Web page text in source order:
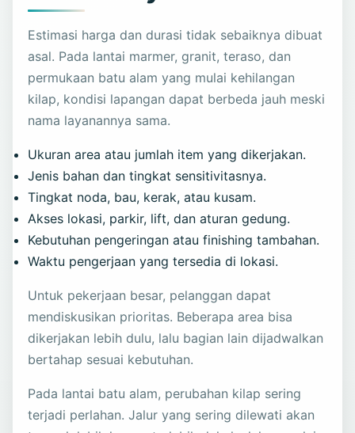
Estimasi harga dan durasi tidak sebaiknya dibuat
asal. Pada lantai marmer, granit, teraso, dan
permukaan batu alam yang mulai kehilangan
kilap, kondisi lapangan dapat berbeda jauh meski
nama layanannya sama.
Ukuran area atau jumlah item yang dikerjakan.
Jenis bahan dan tingkat sensitivitasnya.
Tingkat noda, bau, kerak, atau kusam.
Akses lokasi, parkir, lift, dan aturan gedung.
Kebutuhan pengeringan atau finishing tambahan.
Waktu pengerjaan yang tersedia di lokasi.
Untuk pekerjaan besar, pelanggan dapat
mendiskusikan prioritas. Beberapa area bisa
dikerjakan lebih dulu, lalu bagian lain dijadwalkan
bertahap sesuai kebutuhan.
Pada lantai batu alam, perubahan kilap sering
terjadi perlahan. Jalur yang sering dilewati akan